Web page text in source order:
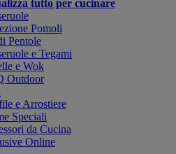
tutto per cucinare
Pomoli
Pentole
e Tegami
e Wok
Outdoor
e Arrostiere
Speciali
da Cucina
Online